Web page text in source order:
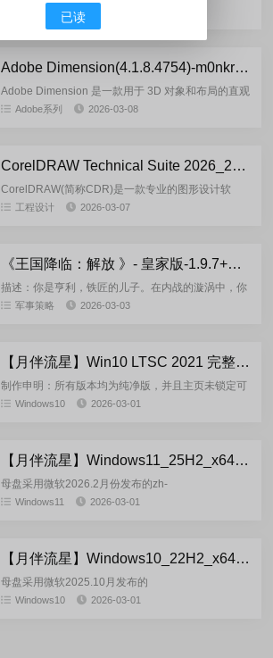
作室。使用这个直观的场景创建工具创建和组装 3D
场景。自定义资产、材质、灯光...
Adobe系列
Adobe Dimension(4.1.8.4754)-m0nkrus 多语言版
Adobe Dimension 是一款用于 3D 对象和布局的直观
工具，可让您创建逼真的图像、共享交互式 3D 内容
Adobe系列 2026-03-08
CorelDRAW Technical Suite 2026_27.0.0.121 多语言官方正式版
CorelDRAW(简称CDR)是一款专业的图形设计软
件。该软件是加拿大Corel公司开发的一款功能强大
工程设计 2026-03-07
《王国降临：解放 》- 皇家版-1.9.7+DLC-FitGirl (2026.03.02)多语言重置版
描述：你是亨利，铁匠的儿子。在内战的漩涡中，你
无助地看着入侵者攻占你的村庄，屠杀你的亲友。你
军事策略 2026-03-03
【月伴流星】Win10 LTSC 2021 完整+适量精简多合一安装版2026.03
制作申明：所有版本均为纯净版，并且主页未锁定可
任意修改，桌面只有默认的此电脑，用户文件夹，回
Windows10 2026-03-01
【月伴流星】Windows11_25H2_x64 极限精简专业版+专工版2026.03
母盘采用微软2026.2月份发布的zh-
cn_windows_11_consumer_25h2_updated_2026_x64
Windows11 2026-03-01
【月伴流星】Windows10_22H2_x64 极限精简专业版+专工版2026.03
母盘采用微软2025.10月发布的
Windows10_consumer_editions_22h2_2025_x64
Windows10 2026-03-01
已读